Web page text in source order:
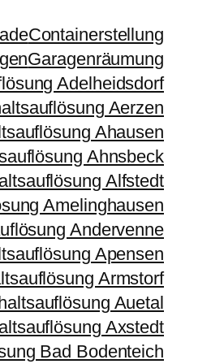
Containerstellung
Garagenräumung
Adelheidsdorf
Aerzen
Ahausen
Ahnsbeck
Alfstedt
Amelinghausen
Andervenne
Apensen
Armstorf
Auetal
Axstedt
Bad Bodenteich